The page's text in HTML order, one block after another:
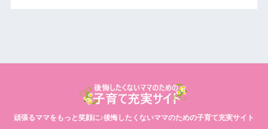
頑張るママをもっと笑顔に♪後悔したくないママのための子育て充実サイト